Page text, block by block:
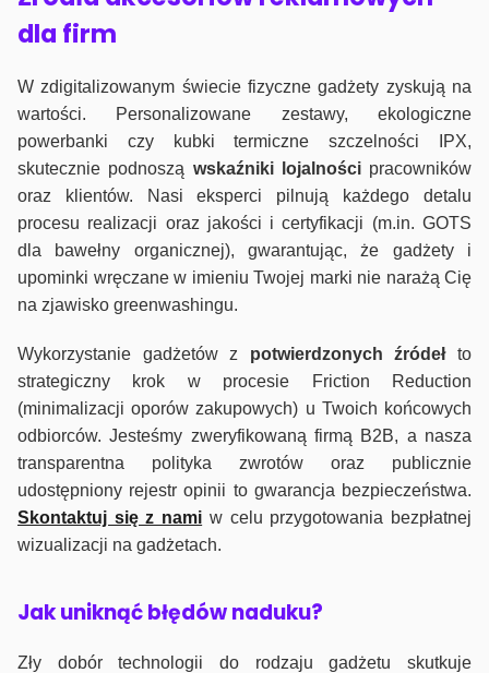
dla firm
W zdigitalizowanym świecie fizyczne gadżety zyskują na
wartości. Personalizowane zestawy, ekologiczne
powerbanki czy kubki termiczne szczelności IPX,
skutecznie podnoszą wskaźniki lojalnościpracowników
oraz klientów. Nasi eksperci pilnują każdego detalu
procesu realizacji oraz jakości i certyfikacji (m.in. GOTS
dla bawełny organicznej), gwarantując, że gadżety i
upominki wręczane w imieniu Twojej marki nie narażą Cię
na zjawisko greenwashingu.
Wykorzystanie gadżetów z potwierdzonych źródełto
strategiczny krok w procesie Friction Reduction
(minimalizacji oporów zakupowych) u Twoich końcowych
odbiorców. Jesteśmy zweryfikowaną firmą B2B, a nasza
transparentna polityka zwrotów oraz publicznie
udostępniony rejestr opinii to gwarancja bezpieczeństwa.
Skontaktuj się z nami w celu przygotowania bezpłatnej
wizualizacji na gadżetach.
Jak uniknąć błędów naduku?
Zły dobór technologii do rodzaju gadżetu skutkuje